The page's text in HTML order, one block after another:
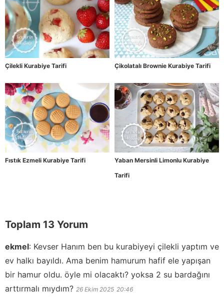
Çilekli Kurabiye Tarifi Çikolatalı Brownie Kurabiye Tarifi
Fıstık Ezmeli Kurabiye Tarifi
Yaban Mersinli Limonlu Kurabiye
Tarifi
Toplam 13 Yorum
ekmel: Kevser Hanım ben bu kurabiyeyi çilekli yaptım ve
ev halkı bayıldı. Ama benim hamurum hafif ele yapışan
bir hamur oldu. öyle mi olacaktı? yoksa 2 su bardağını
arttırmalı mıydım? 26 Ekim 2025 20:46